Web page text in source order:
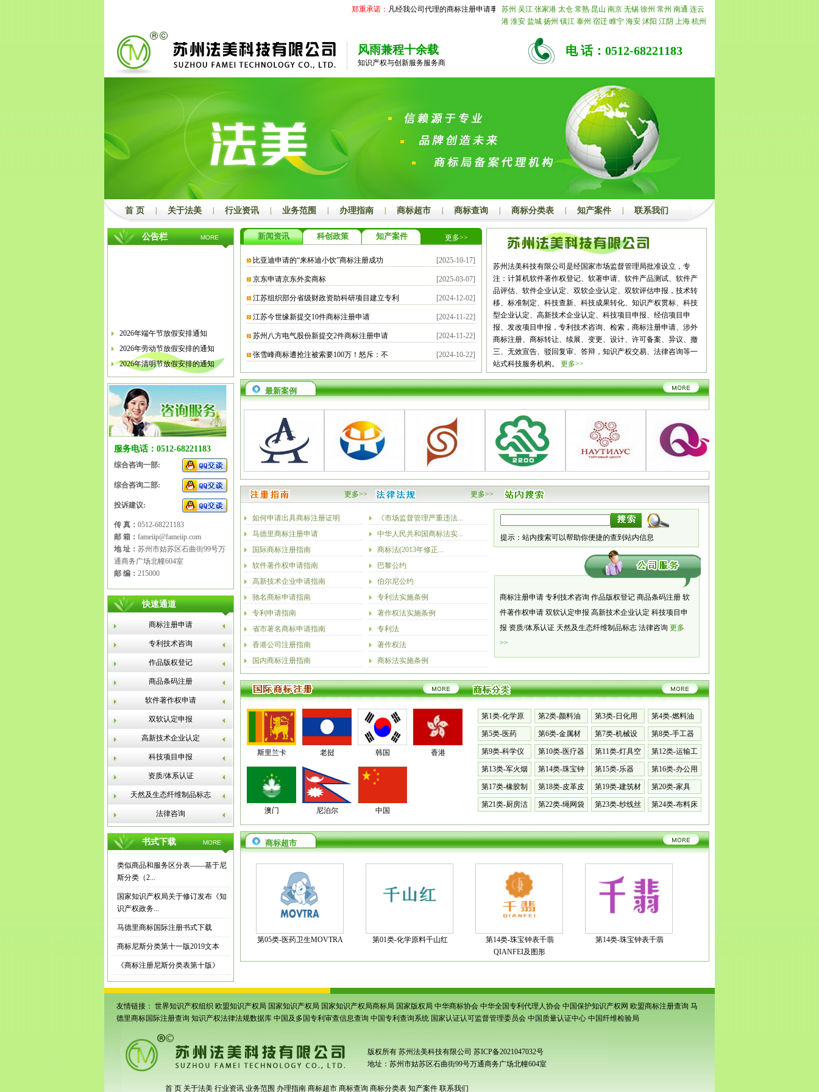
郑重承诺：凡经我公司代理的商标注册申请事务国家商标局未受理的，我公司承诺退还所有费用。
苏州 吴江 张家港 太仓 常熟 昆山 南京 无锡 徐州 常州 南通 连云
港 淮安 盐城 扬州 镇江 泰州 宿迁 睢宁 海安 沭阳 江阴 上海 杭州
温州 嘉兴 湖州 绍兴 金华 衢州 舟山 台州 丽水 福建
莆田 三明 泉州 漳州 南平
马鞍山 淮北 铜陵 安庆
广州 韶关 深圳 珠海 佛山
汕尾 河源 阳江 清远 东莞 中山
梧州 北海 钦州 贵港 玉林
海口 三亚 湖北 武汉
昌 襄阳 鄂州 荆州 孝感 荆门 黄冈 随州 湖南
衡阳 邵阳 岳阳 常德 张家界 益阳 永州 怀化
安阳 鹤壁 新乡 焦作 濮阳 许昌
驻马店 内蒙 包头 乌海
尔多斯
呼伦贝尔 巴彦淖尔 乌兰察布 家庄 唐山
邢台 保定 张家口 承德 沧州 廊坊 衡水 山西 太原 大同
长治
晋城 朔州 晋中 运城 忻州 临汾 吕梁 辽宁 沈阳 大连 鞍山 抚顺 本
溪 丹东 锦州 营口 阜新 辽阳 盘锦 铁岭 朝阳 葫芦岛
辽源 通化 松原 白城 黑龙江
鹤岗 双鸭山 大庆 伊春 佳木斯 七台河 牡丹江 黑河 绥化 四川
都 自贡 攀枝花 泸州 德阳 绵阳 广元 遂宁 内江 乐山 南充 眉山
宾 广安 达州 雅安 巴中 资阳 西藏 拉萨 日喀则 昌都 林芝 山南
南 昆明 曲靖 玉溪 保山 昭通 丽江 普洱 临沧 贵州 贵阳 六盘水
义 安顺 毕节 铜仁 陕西 西安 铜川 宝鸡 咸阳 渭南 延安 汉中
安康 商洛 甘肃 兰州 嘉峪关 金昌 白银 天水 武威 张掖 平凉 酒泉
庆阳 定西 陇南 宁夏 银川 石嘴山 吴忠 固原 中卫 青海 西宁
海东
新疆 乌鲁木齐 克拉玛依 吐鲁番 哈密
风雨兼程十余载
知识产权与创新服务服务商
电 话：0512-68221183
首 页 关于法美 行业资讯 业务范围 办理指南 商标超市 商标查询 商标分类表 知产案件 联系我们
公告栏 MORE
2026年端午节放假安排通知
2026年劳动节放假安排的通知
2026年清明节放假安排的通知
关于软件企业评估有关工作的通知
2026年春节放假安排的通知
2026年元旦放假安排的通知
2025年国庆节、中秋节放假安排
2025年端午节放假安排的通知
2025年劳动节放假安排的通知
2025年清明节放假安排的通知
服务电话：0512-68221183
综合咨询一部:
综合咨询二部:
投诉建议:
传 真： 0512-68221183
邮 箱： fameiip@fameiip.com
地 址： 苏州市姑苏区石曲街99号万
通商务广场北幢604室
邮 编： 215000
快速通道
商标注册申请
专利技术咨询
作品版权登记
商品条码注册
软件著作权申请
双软认定申报
高新技术企业认定
科技项目申报
资质/体系认证
天然及生态纤维制品标志
法律咨询
书式下载 MORE
类似商品和服务区分表——基于尼
斯分类（2...
国家知识产权局关于修订发布《知
识产权政务...
马德里商标国际注册书式下载
商标尼斯分类第十一版2019文本
《商标注册尼斯分类表第十版》
新闻资讯 科创政策 知产案件 更多>>
比亚迪申请的“来杯迪小饮”商标注册成功 [2025-10-17]
京东申请京东外卖商标 [2025-03-07]
江苏组织部分省级财政资助科研项目建立专利 [2024-12-02]
江苏今世缘新提交10件商标注册申请 [2024-11-22]
苏州八方电气股份新提交2件商标注册申请 [2024-11-22]
张雪峰商标遭抢注被索要100万！怒斥：不 [2024-10-22]
苏州法美科技有限公司是经国家市场监督管理局批准设立，专
注：计算机软件著作权登记、软著申请、软件产品测试、软件产
品评估、软件企业认定、双软企业认定、双软评估申报，技术转
移、标准制定、科技查新、科技成果转化、知识产权贯标、科技
型企业认定、高新技术企业认定、科技项目申报、经信项目申
报、发改项目申报，专利技术咨询、检索，商标注册申请、涉外
商标注册、商标转让、续展、变更、设计、许可备案、异议、撤
三、无效宣告、驳回复审、答辩，知识产权交易、法律咨询等一
站式科技服务机构。 更多>>
最新案例
更多>> 更多>>
如何申请出具商标注册证明
马德里商标注册申请
国际商标注册指南
软件著作权申请指南
高新技术企业申请指南
驰名商标申请指南
专利申请指南
省市著名商标申请指南
香港公司注册指南
国内商标注册指南
《市场监督管理严重违法...
中华人民共和国商标法实...
商标法(2013年修正...
巴黎公约
伯尔尼公约
专利法实施条例
著作权法实施条例
专利法
著作权法
商标法实施条例
提示：站内搜索可以帮助你便捷的查到站内信息
商标注册申请 专利技术咨询 作品版权登记 商品条码注册 软
件著作权申请 双软认定申报 高新技术企业认定 科技项目申
报 资质/体系认证 天然及生态纤维制品标志 法律咨询 更多
>>
斯里兰卡 老挝 韩国 香港
澳门 尼泊尔 中国
第1类-化学原
料
第2类-颜料油
漆
第3类-日化用
品
第4类-燃料油
脂
第5类-医药
第6类-金属材
料
第7类-机械设
备
第8类-手工器
械
第9类-科学仪
器
第10类-医疗器
械
第11类-灯具空
调
第12类-运输工
具
第13类-军火烟
火
第14类-珠宝钟
表
第15类-乐器
第16类-办公用
品
第17类-橡胶制
品
第18类-皮革皮
具
第19类-建筑材
料
第20类-家具
第21类-厨房洁
第22类-绳网袋
第23类-纱线丝
第24类-布料床
商标超市
第05类-医药卫生MOVTRA 第01类-化学原料千山红
第14类-珠宝钟表千翡
QIANFEI及图形
第14类-珠宝钟表千翡
友情链接： 世界知识产权组织 欧盟知识产权局 国家知识产权局 国家知识产权局商标局 国家版权局 中华商标协会 中华全国专利代理人协会 中国保护知识产权网 欧盟商标注册查询 马
德里商标国际注册查询 知识产权法律法规数据库 中国及多国专利审查信息查询 中国专利查询系统 国家认证认可监督管理委员会 中国质量认证中心 中国纤维检验局
版权所有 苏州法美科技有限公司 苏ICP备2021047032号
地址：苏州市姑苏区石曲街99号万通商务广场北幢604室
首 页 关于法美 行业资讯 业务范围 办理指南 商标超市 商标查询 商标分类表 知产案件 联系我们